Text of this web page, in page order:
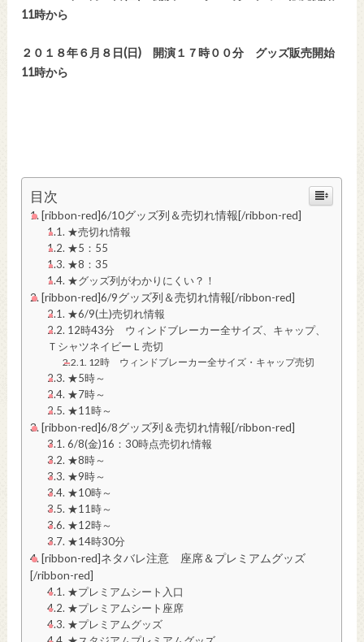
11時から
２０１８年６月８日(日) 開演１７時００分 グッズ販売開始
11時から
目次
[ribbon-red]6/10グッズ列＆売切れ情報[/ribbon-red]
★売切れ情報
★5：55
★8：35
★グッズ列がわかりにくい？！
[ribbon-red]6/9グッズ列＆売切れ情報[/ribbon-red]
★6/9(土)売切れ情報
12時43分 ウィンドブレーカー全サイズ、キャップ、
ＴシャツネイビーＬ売切
12時 ウィンドブレーカー全サイズ・キャップ売切
★5時～
★7時～
★11時～
[ribbon-red]6/8グッズ列＆売切れ情報[/ribbon-red]
6/8(金)16：30時点売切れ情報
★8時～
★9時～
★10時～
★11時～
★12時～
★14時30分
[ribbon-red]ネタバレ注意 座席＆プレミアムグッズ
[/ribbon-red]
★プレミアムシート入口
★プレミアムシート座席
★プレミアムグッズ